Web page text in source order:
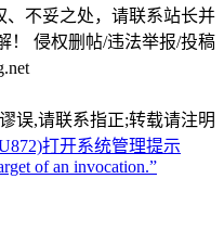
不妥之处，请联系站长并
！ 侵权删帖/违法举报/投稿
误,请联系指正;转载请注明
打开系统管理提示
of an invocation.”